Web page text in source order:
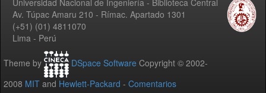
Av. Túpac Amaru 210 - Rímac. Apartado 1301
(+51) (01) 4811070
Lima - Perú
Theme by DSpace Software Copyright © 2002-
2008 MIT and Hewlett-Packard - Comentarios